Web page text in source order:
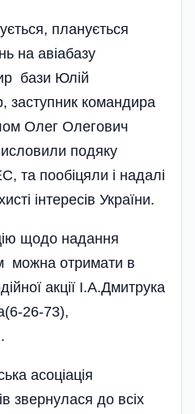
планується
на авіабазу
бази Юлій
заступник командира
Олег Олегович
подяку
та пообіцяли і надалі
інтересів України.
щодо надання
можна отримати в
акції І.А.Дмитрука
26-73),
асоціація
звернулася до всіх